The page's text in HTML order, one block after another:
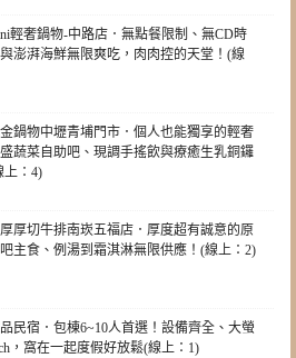
輕奢鍋物-中路店．無點餐限制、無CD時
澎湃海鮮無限爽吃，肉肉控的天堂！(線
鍋物中壢青埔門市．個人也能獨享的輕奢
蔬菜自助吧、現調手搖飲與療癒生乳銅鑼
上：4)
厚切牛排南崁五福店．厚度超有誠意的原
主食、例湯到霜淇淋無限供應！(線上：2)
民宿．包棟6~10人首選！設備齊全、大螢
，窩在一起度假好放鬆(線上：1)